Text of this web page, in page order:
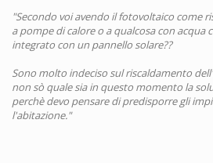
"Secondo voi avendo il fotovoltaico come
a pompe di calore o a qualcosa con acqua
integrato con un pannello solare??
Sono molto indeciso sul riscaldamento
non sò quale sia in questo momento la
perchè devo pensare di predisporre gli
l'abitazione."